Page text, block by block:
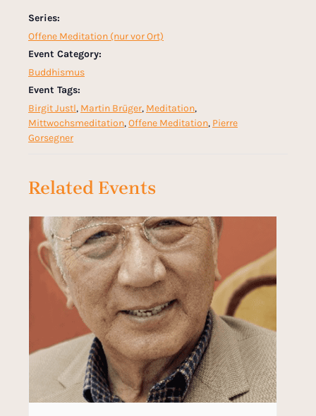
Series:
Offene Meditation (nur vor Ort)
Event Category:
Buddhismus
Event Tags:
Birgit Justl, Martin Brüger, Meditation,
Mittwochsmeditation,Offene Meditation, Pierre
Gorsegner
Related Events